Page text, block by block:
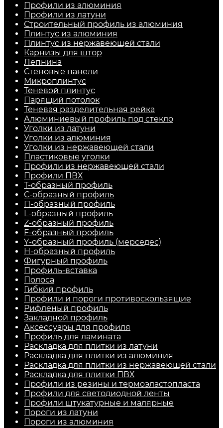
Профили из алюминия
Профили из латуни
Строительный профиль из алюминия
Плинтус из алюминия
Плинтус из нержавеющей стали
Карнизы для штор
Лепнина
Стеновые панели
Микроплинтус
Теневой плинтус
Парящий потолок
Теневая разделительная рейка
Алюминиевый профиль под стекло
Уголки из латуни
Уголки из алюминия
Уголки из нержавеющей стали
Пластиковые уголки
Профили из нержавеющей стали
Профили ПВХ
Т-образный профиль
С-образный профиль
П-образный профиль
L-образный профиль
Z-образный профиль
F-образный профиль
Y-образный профиль (мерседес)
H-образный профиль
Фигурный профиль
Профиль-вставка
Полоса
Гибкий профиль
Профили и пороги противоскользящие
Рифленый профиль
Закладной профиль
Аксессуары для профиля
Профиль для ламината
Раскладка для плитки из латуни
Раскладка для плитки из алюминия
Раскладка для плитки из нержавеющей стали
Раскладка для плитки ПВХ
Профили из резины и термоэластопласта
Профили для светодиодной ленты
Профили штукатурные и малярные
Пороги из латуни
Пороги из алюминия